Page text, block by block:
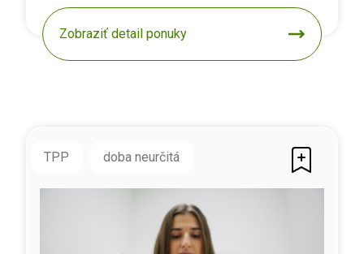
Zobraziť detail ponuky
TPP doba neurčitá